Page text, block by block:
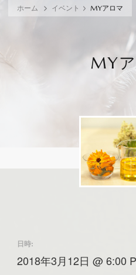
ホーム イベント MYアロマ
MY
日時:
2018年3月12日 @ 6:00